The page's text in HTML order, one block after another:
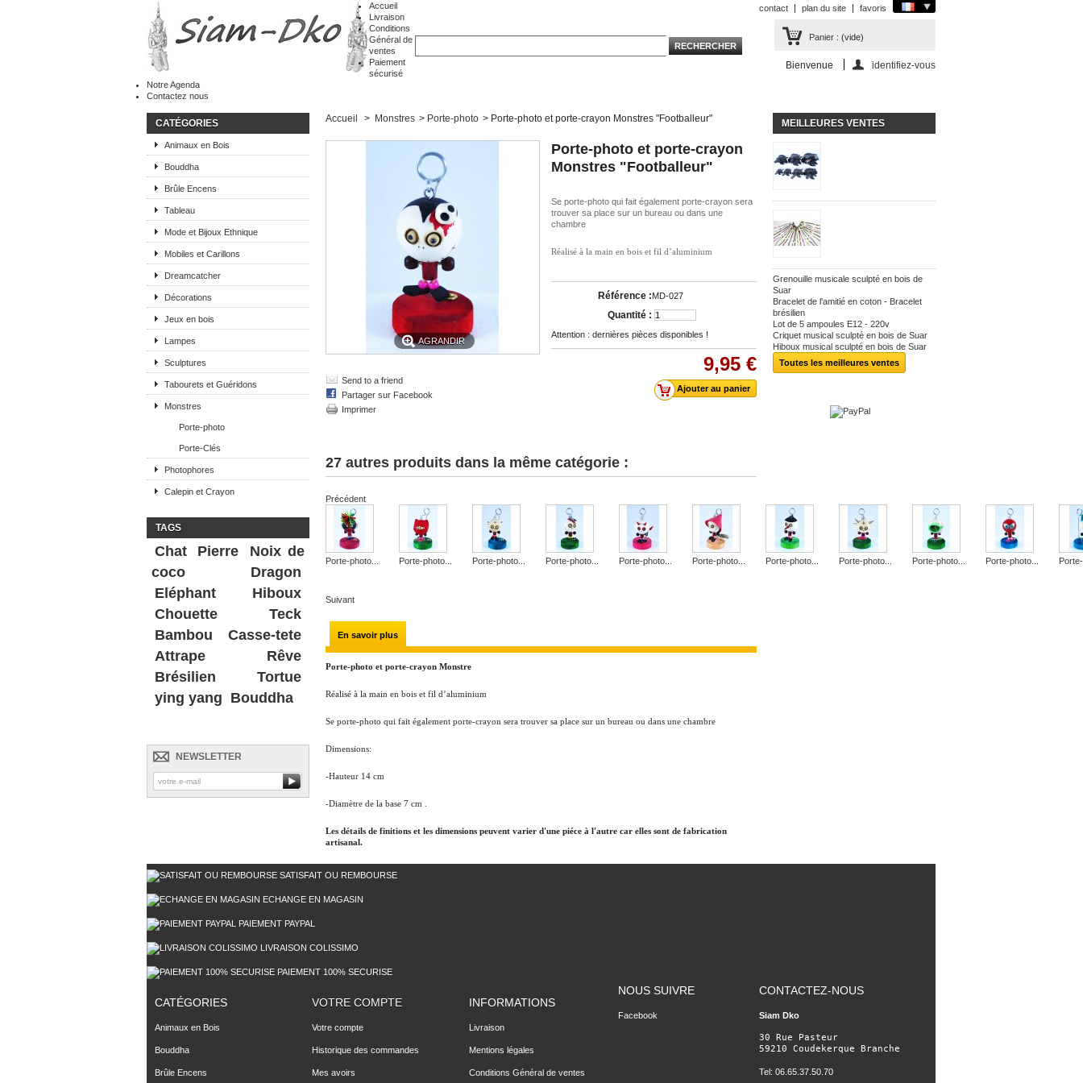
contact plan du site favoris
Panier : (vide)
Bienvenue identifiez-vous
Accueil
Livraison
Conditions
Général de
ventes
Paiement
sécurisé
Notre Agenda
Contactez nous
CATÉGORIES
Animaux en Bois
Bouddha
Brûle Encens
Tableau
Mode et Bijoux Ethnique
Mobiles et Carillons
Dreamcatcher
Décorations
Jeux en bois
Lampes
Sculptures
Tabourets et Guéridons
Monstres
Porte-photo
Porte-Clés
Photophores
Calepin et Crayon
TAGS
Chat Pierre
Noix de
coco
Dragon
Eléphant
Hiboux
Chouette
Teck
Bambou
Casse-tete
Attrape Rêve
Brésilien
Tortue
ying yang Bouddha
NEWSLETTER
Accueil > Monstres > Porte-photo > Porte-photo et porte-crayon Monstres "Footballeur"
AGRANDIR
Send to a friend
Partager sur Facebook
Imprimer
Porte-photo et porte-crayon
Monstres "Footballeur"
Se porte-photo qui fait également porte-crayon sera
trouver sa place sur un bureau ou dans une
chambre
Réalisé à la main en bois et fil d’aluminium
Référence :MD-027
Quantité :
Attention : dernières pièces disponibles !
9,95 €
27 autres produits dans la même catégorie :
Précédent
Porte-photo... Porte-photo... Porte-photo... Porte-photo... Porte-photo... Porte-photo... Porte-photo... Porte-photo... Porte-photo... Porte-photo...
Suivant
En savoir plus
Porte-photo et porte-crayon Monstre
Réalisé à la main en bois et fil d’aluminium
Se porte-photo qui fait également porte-crayon sera trouver sa place sur un bureau ou dans une chambre
Dimensions:
-Hauteur 14 cm
-Diamètre de la base 7 cm .
Les détails de finitions et les dimensions peuvent varier d'une piéce à l'autre car elles sont de fabrication
artisanal.
MEILLEURES VENTES
Grenouille musicale sculpté en bois de
Suar
Bracelet de l'amitié en coton - Bracelet
brésilien
Lot de 5 ampoules E12 - 220v
Criquet musical sculpté en bois de Suar
Hiboux musical sculpté en bois de Suar
Toutes les meilleures ventes
SATISFAIT OU REMBOURSE
ECHANGE EN MAGASIN
PAIEMENT PAYPAL
LIVRAISON COLISSIMO
PAIEMENT 100% SECURISE
CATÉGORIES
Animaux en Bois
Bouddha
Brûle Encens
VOTRE COMPTE
Votre compte
Historique des commandes
Mes avoirs
INFORMATIONS
Livraison
Mentions légales
Conditions Général de ventes
NOUS SUIVRE
Facebook
CONTACTEZ-NOUS
Siam Dko
30 Rue Pasteur
59210 Coudekerque Branche
Tel: 06.65.37.50.70